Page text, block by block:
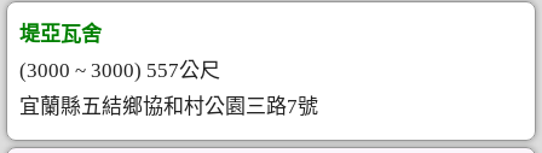
堤亞瓦舍
(3000 ~ 3000) 557公尺
宜蘭縣五結鄉協和村公園三路7號